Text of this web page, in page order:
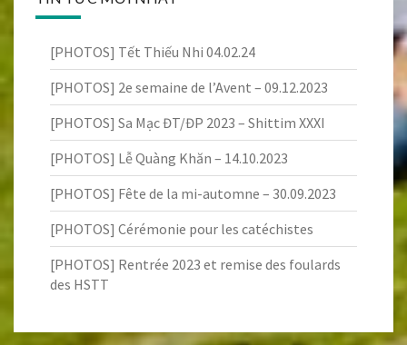
[PHOTOS] Tết Thiếu Nhi 04.02.24
[PHOTOS] 2e semaine de l’Avent – 09.12.2023
[PHOTOS] Sa Mạc ĐT/ĐP 2023 – Shittim XXXI
[PHOTOS] Lễ Quàng Khăn – 14.10.2023
[PHOTOS] Fête de la mi-automne – 30.09.2023
[PHOTOS] Cérémonie pour les catéchistes
[PHOTOS] Rentrée 2023 et remise des foulards
des HSTT